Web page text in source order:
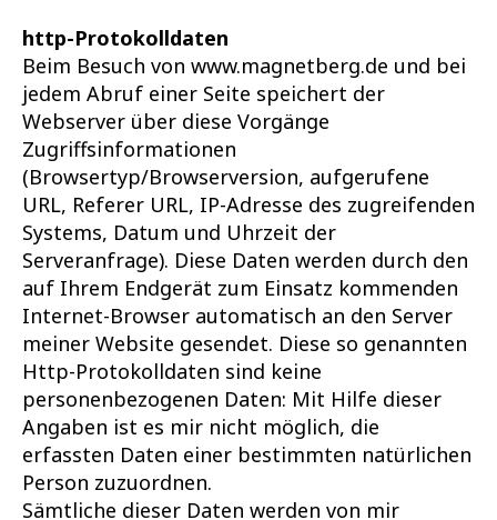
http-Protokolldaten
Beim Besuch von www.magnetberg.de und bei
jedem Abruf einer Seite speichert der
Webserver über diese Vorgänge
Zugriffsinformationen
(Browsertyp/Browserversion, aufgerufene
URL, Referer URL, IP-Adresse des zugreifenden
Systems, Datum und Uhrzeit der
Serveranfrage). Diese Daten werden durch den
auf Ihrem Endgerät zum Einsatz kommenden
Internet-Browser automatisch an den Server
meiner Website gesendet. Diese so genannten
Http-Protokolldaten sind keine
personenbezogenen Daten: Mit Hilfe dieser
Angaben ist es mir nicht möglich, die
erfassten Daten einer bestimmten natürlichen
Person zuzuordnen.
Sämtliche dieser Daten werden von mir